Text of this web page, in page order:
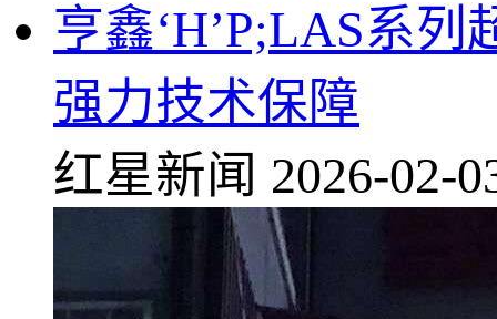
亨鑫‘H’P;LAS系
强力技术保障
红星新闻 2026-02-